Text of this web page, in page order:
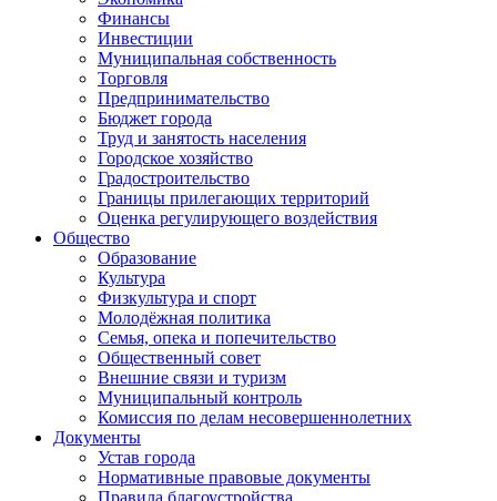
Финансы
Инвестиции
Муниципальная собственность
Торговля
Предпринимательство
Бюджет города
Труд и занятость населения
Городское хозяйство
Градостроительство
Границы прилегающих территорий
Оценка регулирующего воздействия
Общество
Образование
Культура
Физкультура и спорт
Молодёжная политика
Семья, опека и попечительство
Общественный совет
Внешние связи и туризм
Муниципальный контроль
Комиссия по делам несовершеннолетних
Документы
Устав города
Нормативные правовые документы
Правила благоустройства